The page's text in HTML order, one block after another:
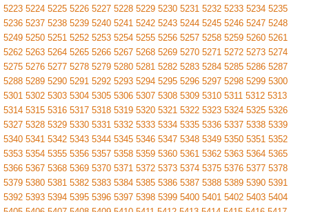
5223 5224 5225 5226 5227 5228 5229 5230 5231 5232 5233 5234 5235
5236 5237 5238 5239 5240 5241 5242 5243 5244 5245 5246 5247 5248
5249 5250 5251 5252 5253 5254 5255 5256 5257 5258 5259 5260 5261
5262 5263 5264 5265 5266 5267 5268 5269 5270 5271 5272 5273 5274
5275 5276 5277 5278 5279 5280 5281 5282 5283 5284 5285 5286 5287
5288 5289 5290 5291 5292 5293 5294 5295 5296 5297 5298 5299 5300
5301 5302 5303 5304 5305 5306 5307 5308 5309 5310 5311 5312 5313
5314 5315 5316 5317 5318 5319 5320 5321 5322 5323 5324 5325 5326
5327 5328 5329 5330 5331 5332 5333 5334 5335 5336 5337 5338 5339
5340 5341 5342 5343 5344 5345 5346 5347 5348 5349 5350 5351 5352
5353 5354 5355 5356 5357 5358 5359 5360 5361 5362 5363 5364 5365
5366 5367 5368 5369 5370 5371 5372 5373 5374 5375 5376 5377 5378
5379 5380 5381 5382 5383 5384 5385 5386 5387 5388 5389 5390 5391
5392 5393 5394 5395 5396 5397 5398 5399 5400 5401 5402 5403 5404